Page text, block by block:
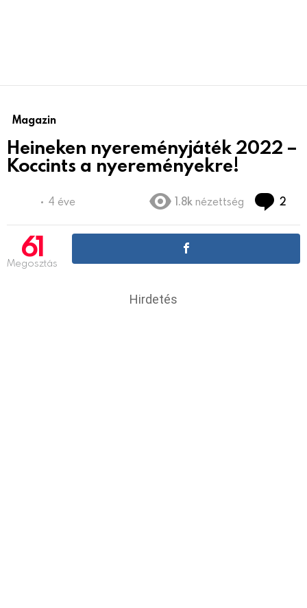
Magazin
Heineken nyereményjáték 2022 –
Koccints a nyereményekre!
4 éve 1.8k nézettség 2
61
Megosztás
Hirdetés